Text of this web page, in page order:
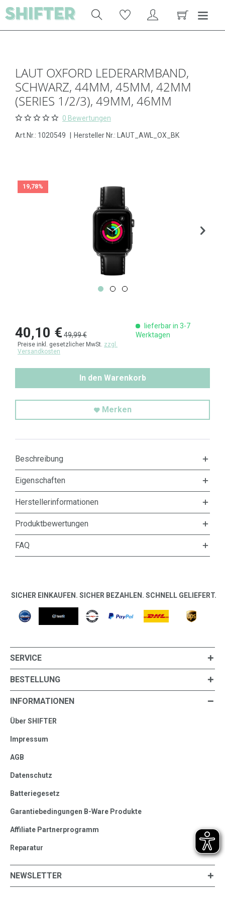
LAUT OXFORD LEDERARMBAND,
SCHWARZ, 44MM, 45MM, 42MM
(SERIES 1/2/3), 49MM, 46MM
0 Bewertungen
Art.Nr.: 1020549 Hersteller Nr.: LAUT_AWL_OX_BK
19,78%
40,10 €49,99 €
Preise inkl. gesetzlicher MwSt. zzgl.
Versandkosten
lieferbar in 3-7
Werktagen
In den Warenkorb
Merken
Beschreibung
Eigenschaften
Herstellerinformationen
Produktbewertungen
FAQ
SICHER EINKAUFEN. SICHER BEZAHLEN. SCHNELL GELIEFERT.
SERVICE
BESTELLUNG
INFORMATIONEN
Über SHIFTER
Impressum
AGB
Datenschutz
Batteriegesetz
Garantiebedingungen B-Ware Produkte
Affiliate Partnerprogramm
Reparatur
NEWSLETTER